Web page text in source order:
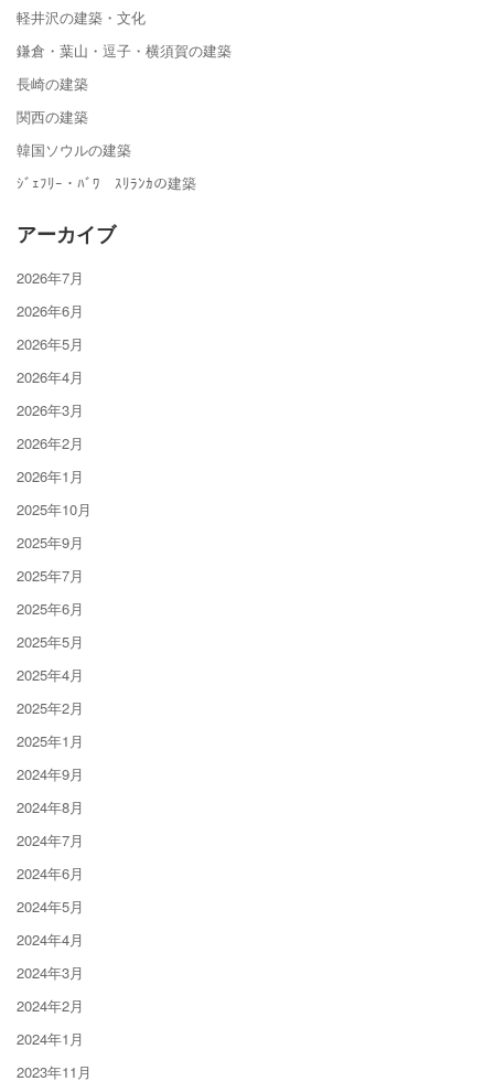
軽井沢の建築・文化
鎌倉・葉山・逗子・横須賀の建築
長崎の建築
関西の建築
韓国ソウルの建築
ｼﾞｪﾌﾘｰ・ﾊﾞﾜ ｽﾘﾗﾝｶの建築
アーカイブ
2026年7月
2026年6月
2026年5月
2026年4月
2026年3月
2026年2月
2026年1月
2025年10月
2025年9月
2025年7月
2025年6月
2025年5月
2025年4月
2025年2月
2025年1月
2024年9月
2024年8月
2024年7月
2024年6月
2024年5月
2024年4月
2024年3月
2024年2月
2024年1月
2023年11月